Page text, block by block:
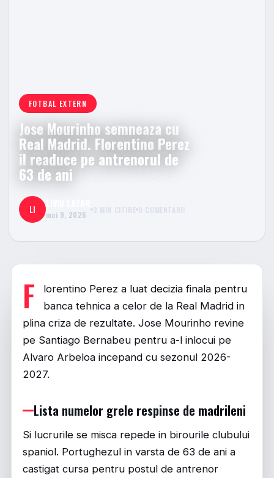
FOTBAL EXTERN
Jose Mourinho semneaza cu
Real Madrid. Florentino Perez
il readuce pe antrenorul de
63 de ani
LI mai 9, 2026 3 MIN CITIRE 0 COMENTARII
F
lorentino Perez a luat decizia finala pentru
banca tehnica a celor de la Real Madrid in
plina criza de rezultate. Jose Mourinho revine
pe Santiago Bernabeu pentru a-l inlocui pe
Alvaro Arbeloa incepand cu sezonul 2026-
2027.
Lista numelor grele respinse de madrileni
Si lucrurile se misca repede in birourile clubului
spaniol. Portughezul in varsta de 63 de ani a
castigat cursa pentru postul de antrenor